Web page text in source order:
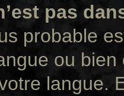
pas
probable
ou
langue.